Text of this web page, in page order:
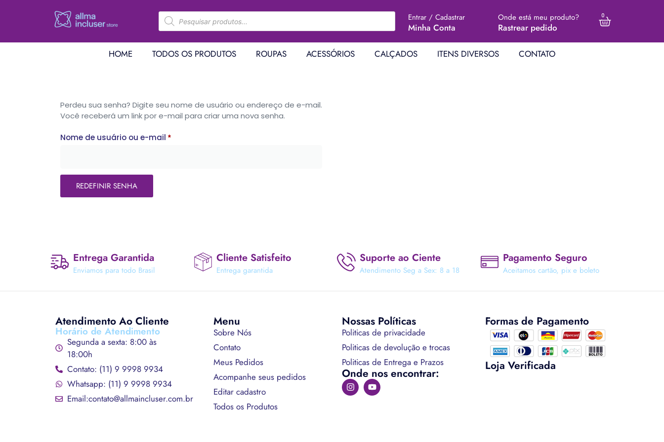
Entrar / Cadastrar
Minha Conta
Onde está meu produto?
Rastrear pedido
0
HOME TODOS OS PRODUTOS ROUPAS ACESSÓRIOS CALÇADOS ITENS DIVERSOS CONTATO
Perdeu sua senha? Digite seu nome de usuário ou endereço de e-mail.
Você receberá um link por e-mail para criar uma nova senha.
Nome de usuário ou e-mail *
REDEFINIR SENHA
Entrega Garantida
Enviamos para todo Brasil
Cliente Satisfeito
Entrega garantida
Suporte ao Ciente
Atendimento Seg a Sex: 8 a 18
Pagamento Seguro
Aceitamos cartão, pix e boleto
Atendimento Ao Cliente
Horário de Atendimento
Segunda a sexta: 8:00 às
18:00h
Contato: (11) 9 9998 9934
Whatsapp: (11) 9 9998 9934
Email:contato@allmaincluser.com.br
Menu
Sobre Nós
Contato
Meus Pedidos
Acompanhe seus pedidos
Editar cadastro
Todos os Produtos
Nossas Políticas
Politicas de privacidade
Politicas de devolução e trocas
Politicas de Entrega e Prazos
Onde nos encontrar:
Formas de Pagamento
Loja Verificada